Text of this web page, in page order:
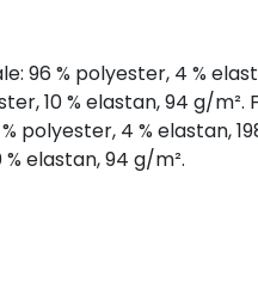
96 % polyester, 4 %
10 % elastan, 94 g/m².
polyester, 4 % elastan,
elastan, 94 g/m².